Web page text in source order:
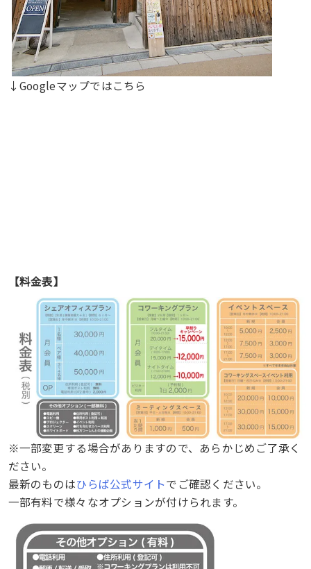
↓Googleマップではこちら
【料金表】
※一部変更する場合がありますので、あらかじめご了承く
ださい。
最新のものはひらば公式サイトでご確認ください。
一部有料で様々なオプションが付けられます。